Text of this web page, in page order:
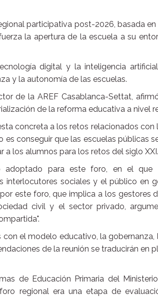
participativa post-2026, basada
la apertura de la escuela a su
digital y la inteligencia
y la autonomía de las escuelas.
de la AREF Casablanca-Settat,
de la reforma educativa a nivel
concreta a los retos relacionados con
conseguir que las escuelas públicas
los alumnos para los retos del siglo XXI.
para este foro, en el que
sociales y el público en
este foro, que implica a los gestores
civil y el sector privado,
el modelo educativo, la gobernanza,
de la reunión se traducirán en
de Educación Primaria del
regional era una etapa de